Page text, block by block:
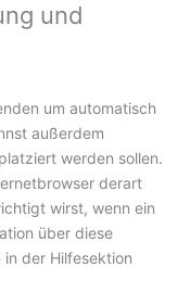
und
um automatisch
außerdem
werden sollen.
derart
wirst, wenn ein
über diese
der Hilfesektion